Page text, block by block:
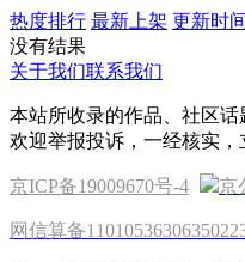
热度排行 最新上架 更新时间
没有结果
关于我们联系我们
本站所收录的作品、社区
欢迎举报投诉，一经核实，
京ICP备19009670号-4 京
网信算备